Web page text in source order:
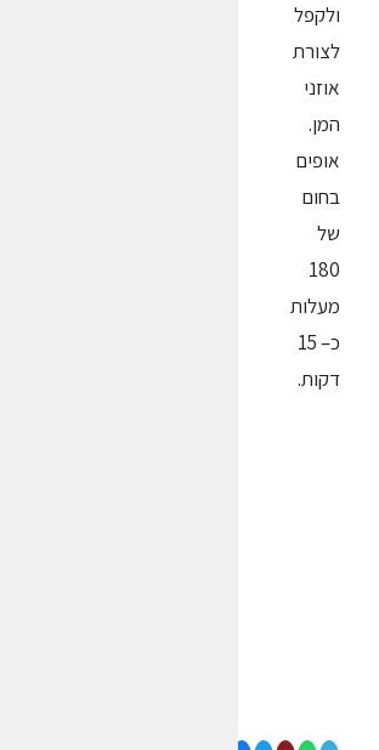
ולקפל
לצורת
אוזני
המן.
אופים
בחום
של
180
מעלות
כ– 15
דקות.